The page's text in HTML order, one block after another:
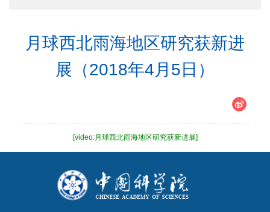
月球西北雨海地区研究获新进
展（2018年4月5日）
[video:月球西北雨海地区研究获新进展]